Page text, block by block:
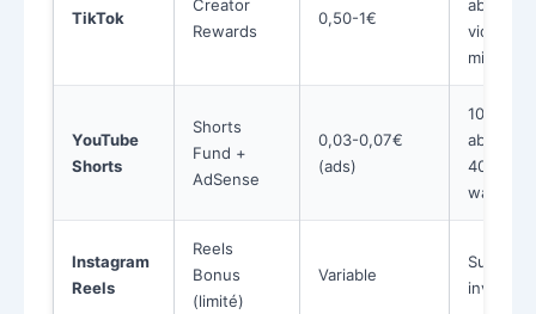
TikTok
Creator
Rewards
0,50-1€
abonnés,
vidéos
min
YouTube
Shorts
Shorts
Fund +
AdSense
0,03-0,07€
(ads)
1000
abonnés,
4000h
watch
Instagram
Reels
Reels
Bonus
(limité)
Variable
Sur
invitation